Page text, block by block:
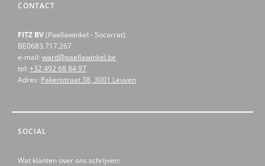
CONTACT
FITZ BV(Paellawinkel - Socarrat)
BE0683.717.267
e-mail: ward@paellawinkel.be
tel: +32 492 68 84 97
Adres: Pakenstraat 38, 3001 Leuven
SOCIAL
Wat klanten over ons schrijven: